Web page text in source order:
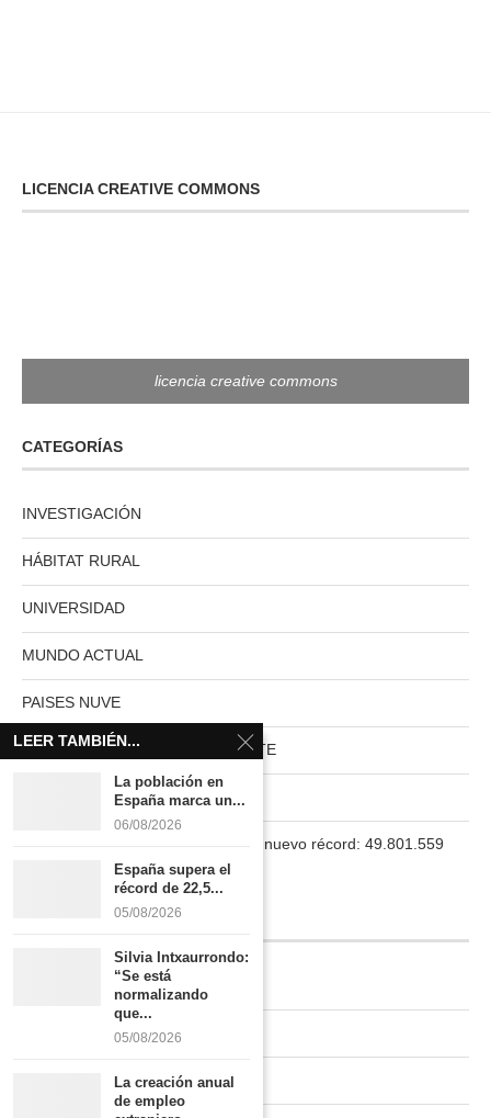
LICENCIA CREATIVE COMMONS
licencia creative commons
CATEGORÍAS
INVESTIGACIÓN
HÁBITAT RURAL
UNIVERSIDAD
MUNDO ACTUAL
PAISES NUVE
HABITAT RURAL AUTOSUFICIENTE
La población en España marca un nuevo récord: 49.801.559
INFORMACIÓN
Quiénes somos
LEER TAMBIÉN...
La población en
España marca un...
06/08/2026
España supera el
récord de 22,5...
05/08/2026
Silvia Intxaurrondo:
“Se está
normalizando
que...
05/08/2026
La creación anual
de empleo